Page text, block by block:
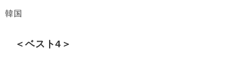
韓国
＜ベスト4＞